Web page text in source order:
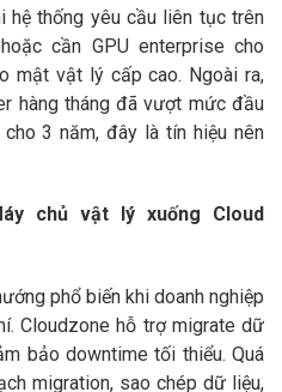
hệ thống yêu cầu liên tục trên
cần GPU enterprise cho
mật vật lý cấp cao. Ngoài ra,
hàng tháng đã vượt mức đầu
3 năm, đây là tín hiệu nên
chủ vật lý xuống Cloud
phổ biến khi doanh nghiệp
Cloudzone hỗ trợ migrate dữ
bảo downtime tối thiểu. Quá
migration, sao chép dữ liệu,